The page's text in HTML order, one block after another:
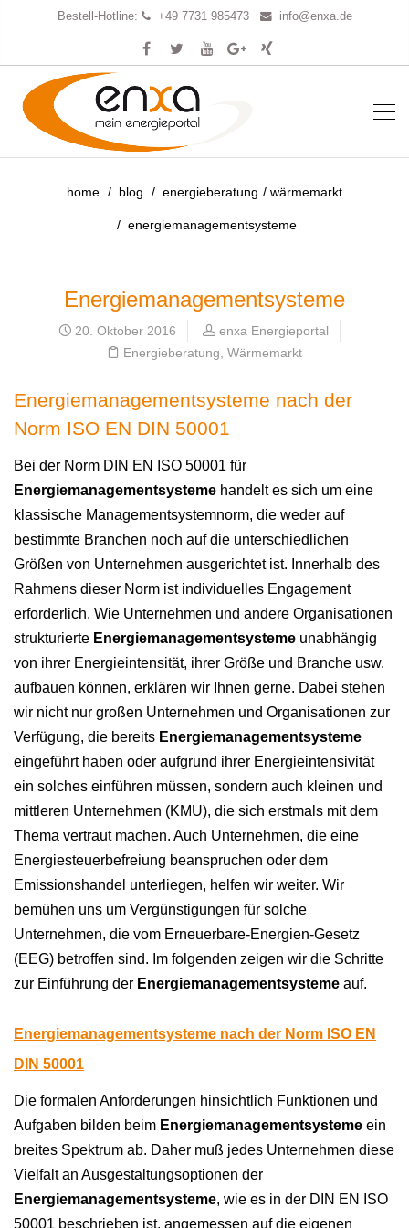
Bestell-Hotline: +49 7731 985473 info@enxa.de
home blog energieberatung wärmemarkt
energiemanagementsysteme
Energiemanagementsysteme
20. Oktober 2016
enxa Energieportal
Energieberatung Wärmemarkt
Energiemanagementsysteme nach der
Norm ISO EN DIN 50001
Bei der Norm DIN EN ISO 50001 für
Energiemanagementsysteme handelt es sich um eine
klassische Managementsystemnorm, die weder auf
bestimmte Branchen noch auf die unterschiedlichen
Größen von Unternehmen ausgerichtet ist. Innerhalb des
Rahmens dieser Norm ist individuelles Engagement
erforderlich. Wie Unternehmen und andere Organisationen
strukturierte Energiemanagementsysteme unabhängig
von ihrer Energieintensität, ihrer Größe und Branche usw.
aufbauen können, erklären wir Ihnen gerne. Dabei stehen
wir nicht nur großen Unternehmen und Organisationen zur
Verfügung, die bereits Energiemanagementsysteme
eingeführt haben oder aufgrund ihrer Energieintensivität
ein solches einführen müssen, sondern auch kleinen und
mittleren Unternehmen (KMU), die sich erstmals mit dem
Thema vertraut machen. Auch Unternehmen, die eine
Energiesteuerbefreiung beanspruchen oder dem
Emissionshandel unterliegen, helfen wir weiter. Wir
bemühen uns um Vergünstigungen für solche
Unternehmen, die vom Erneuerbare-Energien-Gesetz
(EEG) betroffen sind. Im folgenden zeigen wir die Schritte
zur Einführung der Energiemanagementsysteme auf.
Energiemanagementsysteme nach der Norm ISO EN
DIN 50001
Die formalen Anforderungen hinsichtlich Funktionen und
Aufgaben bilden beim Energiemanagementsysteme ein
breites Spektrum ab. Daher muß jedes Unternehmen diese
Vielfalt an Ausgestaltungsoptionen der
Energiemanagementsysteme, wie es in der DIN EN ISO
50001 beschrieben ist, angemessen auf die eigenen